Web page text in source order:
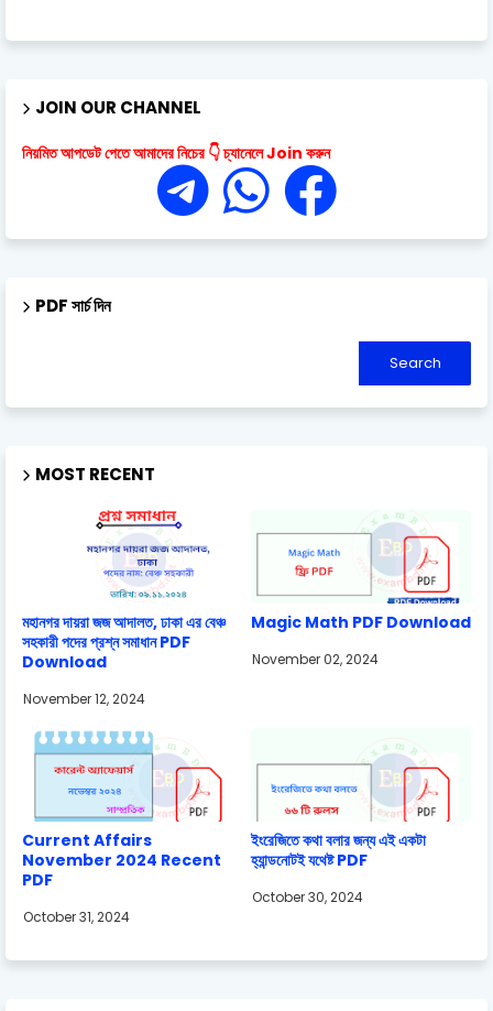
JOIN OUR CHANNEL
নিয়মিত আপডেট পেতে আমাদের নিচের 👇 চ্যানেলে Join করুন
PDF সার্চ দিন
MOST RECENT
মহানগর দায়রা জজ আদালত, ঢাকা এর বেঞ্চ
সহকারী পদের প্রশ্ন সমাধান PDF
Download
November 12, 2024
Magic Math PDF Download
November 02, 2024
Current Affairs
November 2024 Recent
PDF
October 31, 2024
ইংরেজিতে কথা বলার জন্য এই একটা
হ্যান্ডনোটই যথেষ্ট PDF
October 30, 2024